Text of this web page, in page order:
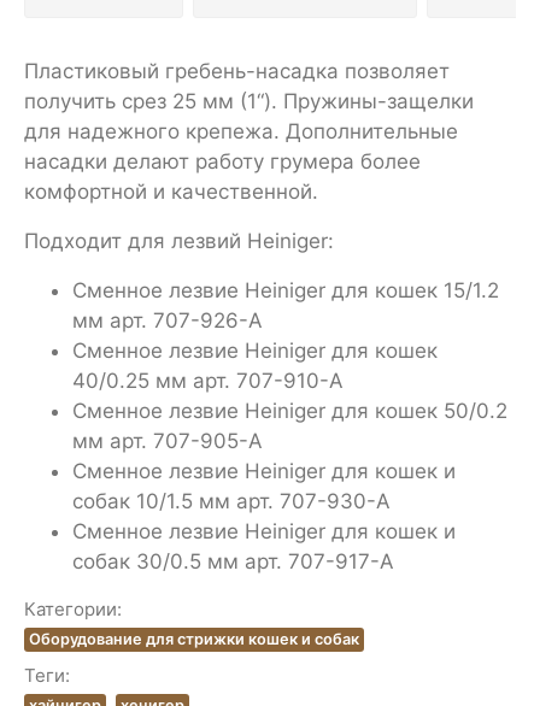
Пластиковый гребень-насадка позволяет
получить срез 25 мм (1“). Пружины-защелки
для надежного крепежа. Дополнительные
насадки делают работу грумера более
комфортной и качественной.
Подходит для лезвий Heiniger:
Сменное лезвие Heiniger для кошек 15/1.2
мм арт. 707-926-A
Сменное лезвие Heiniger для кошек
40/0.25 мм арт. 707-910-A
Сменное лезвие Heiniger для кошек 50/0.2
мм арт. 707-905-A
Сменное лезвие Heiniger для кошек и
собак 10/1.5 мм арт. 707-930-A
Сменное лезвие Heiniger для кошек и
собак 30/0.5 мм арт. 707-917-A
Категории:
Оборудование для стрижки кошек и собак
Теги: